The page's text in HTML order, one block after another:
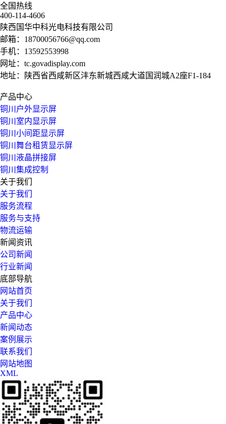
全国热线
400-114-4606
陕西国华中科光电科技有限公司
邮箱： 18700056766@qq.com
手机： 13592553998
网址： tc.govadisplay.com
地址：陕西省西咸新区沣东新城西咸大道国润城A2座F1-184
产品中心
铜川户外显示屏
铜川室内显示屏
铜川小间距显示屏
铜川舞台租赁显示屏
铜川液晶拼接屏
铜川集成控制
关于我们
关于我们
服务流程
服务与支持
物流运输
新闻资讯
公司新闻
行业新闻
底部导航
网站首页
关于我们
产品中心
新闻动态
案例展示
联系我们
网站地图
XML